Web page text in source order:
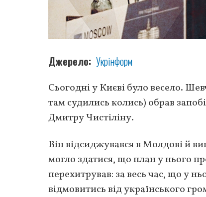
Джерело Укрінформ
Сьогодні у Києві було весело.
там судились колись) обрав
Дмитру Чистіліну.
Він відсиджувався в Молдові й
могло здатися, що план у нього
перехитрував: за весь час, що у
відмовитись від українського